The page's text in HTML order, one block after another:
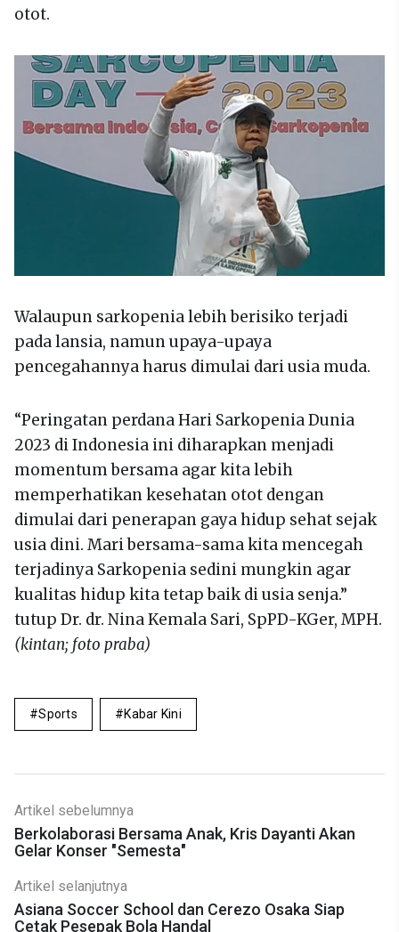
otot.
Walaupun sarkopenia lebih berisiko terjadi
pada lansia, namun upaya-upaya
pencegahannya harus dimulai dari usia muda.
“Peringatan perdana Hari Sarkopenia Dunia
2023 di Indonesia ini diharapkan menjadi
momentum bersama agar kita lebih
memperhatikan kesehatan otot dengan
dimulai dari penerapan gaya hidup sehat sejak
usia dini. Mari bersama-sama kita mencegah
terjadinya Sarkopenia sedini mungkin agar
kualitas hidup kita tetap baik di usia senja.”
tutup Dr. dr. Nina Kemala Sari, SpPD-KGer, MPH.
(kintan; foto praba)
Sports Kabar Kini
Artikel sebelumnya
Berkolaborasi Bersama Anak, Kris Dayanti Akan
Gelar Konser "Semesta"
Artikel selanjutnya
Asiana Soccer School dan Cerezo Osaka Siap
Cetak Pesepak Bola Handal